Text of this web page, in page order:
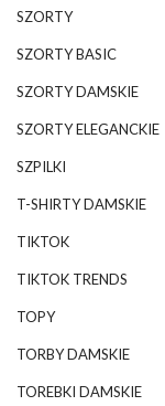
SZORTY
SZORTY BASIC
SZORTY DAMSKIE
SZORTY ELEGANCKIE
SZPILKI
T-SHIRTY DAMSKIE
TIKTOK
TIKTOK TRENDS
TOPY
TORBY DAMSKIE
TOREBKI DAMSKIE